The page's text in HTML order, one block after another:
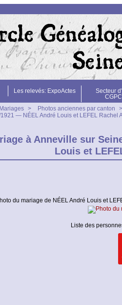
Les relevés: ExpoActes
Secteur
> Photos anciennes par canton >
— NÉEL André Louis et LEFEL Rachel
à Anneville sur
Louis et
du mariage de NÉEL André Louis et
Liste des